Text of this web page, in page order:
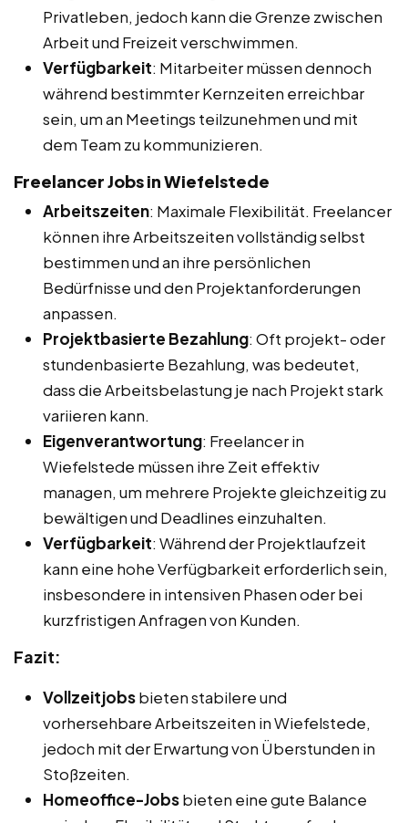
Privatleben, jedoch kann die Grenze zwischen
Arbeit und Freizeit verschwimmen.
Verfügbarkeit: Mitarbeiter müssen dennoch
während bestimmter Kernzeiten erreichbar
sein, um an Meetings teilzunehmen und mit
dem Team zu kommunizieren.
Freelancer Jobs in Wiefelstede
Arbeitszeiten: Maximale Flexibilität. Freelancer
können ihre Arbeitszeiten vollständig selbst
bestimmen und an ihre persönlichen
Bedürfnisse und den Projektanforderungen
anpassen.
Projektbasierte Bezahlung: Oft projekt- oder
stundenbasierte Bezahlung, was bedeutet,
dass die Arbeitsbelastung je nach Projekt stark
variieren kann.
Eigenverantwortung: Freelancer in
Wiefelstede müssen ihre Zeit effektiv
managen, um mehrere Projekte gleichzeitig zu
bewältigen und Deadlines einzuhalten.
Verfügbarkeit: Während der Projektlaufzeit
kann eine hohe Verfügbarkeit erforderlich sein,
insbesondere in intensiven Phasen oder bei
kurzfristigen Anfragen von Kunden.
Fazit:
Vollzeitjobsbieten stabilere und
vorhersehbare Arbeitszeiten in Wiefelstede,
jedoch mit der Erwartung von Überstunden in
Stoßzeiten.
Homeoffice-Jobsbieten eine gute Balance